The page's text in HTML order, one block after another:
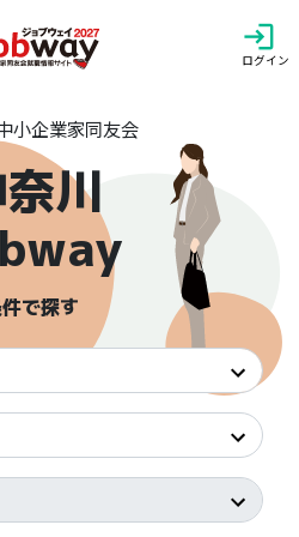
login
ログイン
小企業家同友会
川
で探す